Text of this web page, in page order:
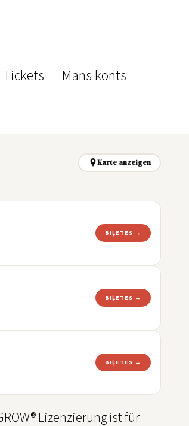
Tickets Mans konts
Karte anzeigen
BIĻETES →
BIĻETES →
BIĻETES →
Lizenzierung ist für